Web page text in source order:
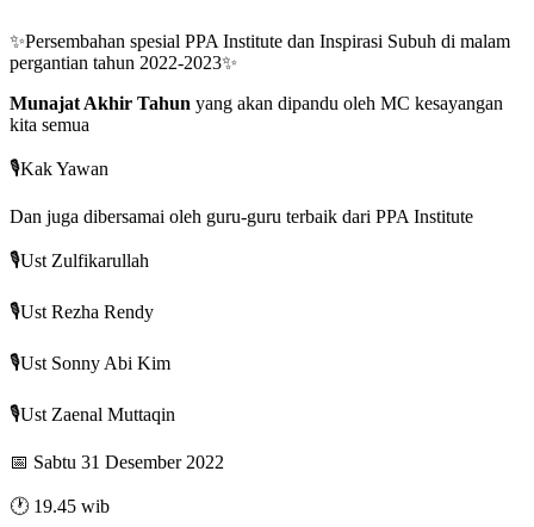
✨Persembahan spesial PPA Institute dan Inspirasi Subuh di malam
pergantian tahun 2022-2023✨
Munajat Akhir Tahun yang akan dipandu oleh MC kesayangan
kita semua
🎙️Kak Yawan
Dan juga dibersamai oleh guru-guru terbaik dari PPA Institute
🎙️Ust Zulfikarullah
🎙️Ust Rezha Rendy
🎙️Ust Sonny Abi Kim
🎙️Ust Zaenal Muttaqin
📅 Sabtu 31 Desember 2022
🕐 19.45 wib